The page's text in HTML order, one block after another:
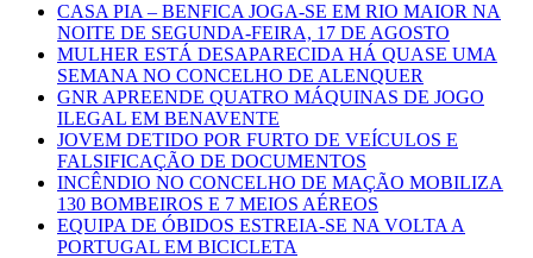
CASA PIA – BENFICA JOGA-SE EM RIO MAIOR NA
NOITE DE SEGUNDA-FEIRA, 17 DE AGOSTO
MULHER ESTÁ DESAPARECIDA HÁ QUASE UMA
SEMANA NO CONCELHO DE ALENQUER
GNR APREENDE QUATRO MÁQUINAS DE JOGO
ILEGAL EM BENAVENTE
JOVEM DETIDO POR FURTO DE VEÍCULOS E
FALSIFICAÇÃO DE DOCUMENTOS
INCÊNDIO NO CONCELHO DE MAÇÃO MOBILIZA
130 BOMBEIROS E 7 MEIOS AÉREOS
EQUIPA DE ÓBIDOS ESTREIA-SE NA VOLTA A
PORTUGAL EM BICICLETA